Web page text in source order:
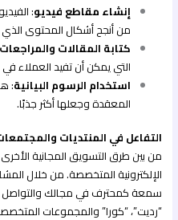
إنشاء مقاطع فيديو:
من أنجح أشكال المحتوى
كتابة المقالات والمراجعات
التي يمكن أن تفيد العملاء في
استخدام الرسوم البيانية:
المعقدة وجعلها أكثر جذبًا.
التفاعل في المنتديات
من بين طرق التسويق المجانية
الإلكترونية المتخصصة. من خلال
سمعة كمحترف في مجالك والتواصل
“رديت”، “كورا” والمجموعات